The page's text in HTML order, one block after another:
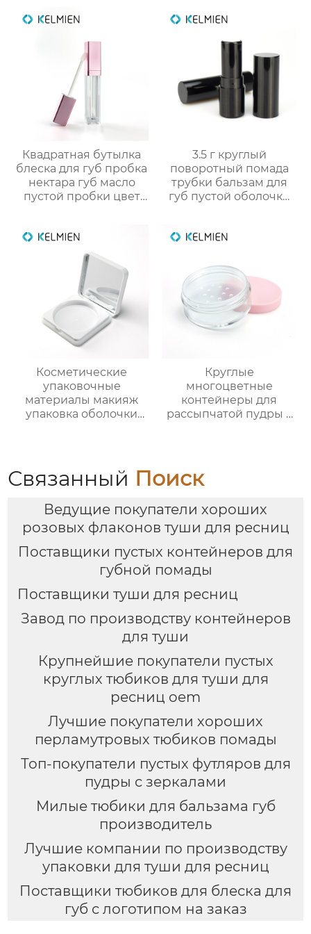
мл (пустая упаковка)
Квадратная бутылка
блеска для губ пробка
нектара губ масло
пустой пробки цвет
3.5 г круглый
поворотный помада
трубки бальзам для
губ пустой оболочки
Косметические
упаковочные
материалы макияж
упаковка оболочки
защелки крышка
глянцевый УФ
пластиковых оболочек
Круглые
многоцветные
контейнеры для
рассыпчатой пудры с
Связанный Поиск
Ведущие покупатели хороших
розовых флаконов туши для ресниц
Поставщики пустых контейнеров для
губной помады
Поставщики туши для ресниц
Завод по производству контейнеров
для туши
Крупнейшие покупатели пустых
круглых тюбиков для туши для
ресниц oem
Лучшие покупатели хороших
перламутровых тюбиков помады
Топ-покупатели пустых футляров для
пудры с зеркалами
Милые тюбики для бальзама губ
производитель
Лучшие компании по производству
упаковки для туши для ресниц
Поставщики тюбиков для блеска для
губ с логотипом на заказ